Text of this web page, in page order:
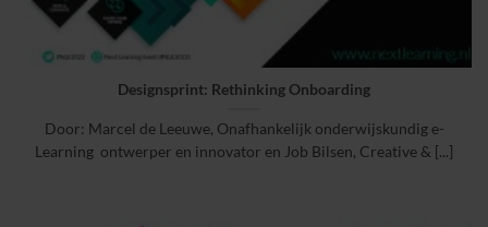
Designsprint: Rethinking Onboarding
Door: Marcel de Leeuwe, Onafhankelijk onderwijskundig e-
Learning ontwerper en innovator en Job Bilsen, Creative & [...]